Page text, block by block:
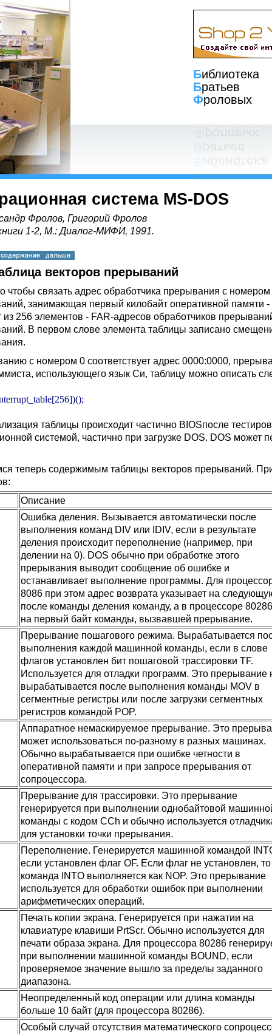
Библиотека
Братьев
Фроловых
система MS-DOS
Фролов, Григорий Фролов
1-2, М.: Диалог-МИФИ, 1991.
векторов прерываний
чтобы связать адрес обработчика прерывания с
занимающая первый килобайт оперативной памяти -
из 256 элементов - FAR-адресов обработчиков
В первом слове элемента таблицы записано
с номером 0 соответствует адрес 0000:0000,
использующего язык Си, таблицу можно описать
таблицы происходит частично BIOSпосле
системой, частично при загрузке DOS. DOS может
теперь содержимым таблицы векторов прерываний.
Описание
Ошибка деления. Вызывается автоматически после
выполнения команд DIV или IDIV, если в результате
деления происходит переполнение (например, при
делении на 0). DOS обычно при обработке этого
прерывания выводит сообщение об ошибке и
останавливает выполнение программы. Для
8086 при этом адрес возврата указывает на
после команды деления команду, а в процессоре
на первый байт команды, вызвавшей прерывание.
Прерывание пошагового режима. Вырабатывается
выполнения каждой машинной команды, если в слове
флагов установлен бит пошаговой трассировки TF.
Используется для отладки программ. Это прерывание
вырабатывается после выполнения команды MOV в
сегментные регистры или после загрузки сегментных
регистров командой POP.
Аппаратное немаскируемое прерывание. Это
может использоваться по-разному в разных машинах.
Обычно вырабатывается при ошибке четности в
оперативной памяти и при запросе прерывания от
сопроцессора.
Прерывание для трассировки. Это прерывание
генерируется при выполнении однобайтовой
команды с кодом CCh и обычно используется
для установки точки прерывания.
Переполнение. Генерируется машинной командой
если установлен флаг OF. Если флаг не установлен, то
команда INTO выполняется как NOP. Это прерывание
используется для обработки ошибок при выполнении
арифметических операций.
Печать копии экрана. Генерируется при нажатии на
клавиатуре клавиши PrtScr. Обычно используется для
печати образа экрана. Для процессора 80286
при выполнении машинной команды BOUND, если
проверяемое значение вышло за пределы заданного
диапазона.
Неопределенный код операции или длина команды
больше 10 байт (для процессора 80286).
Особый случай отсутствия математического